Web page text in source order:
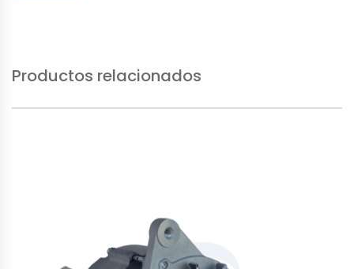
Productos relacionados